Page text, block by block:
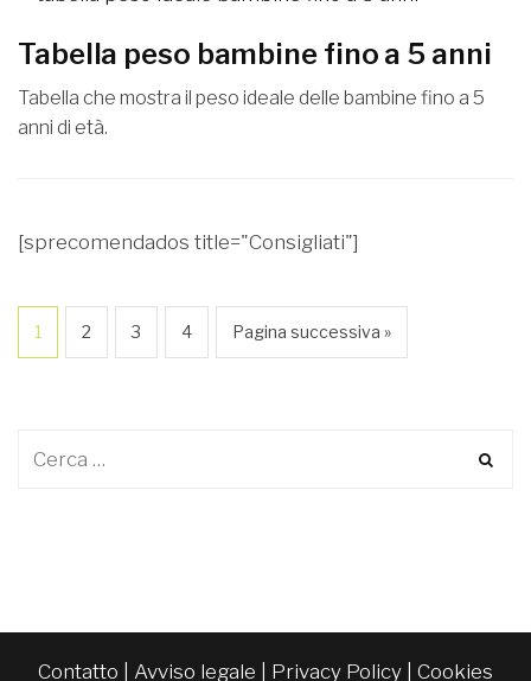
Tabella peso bambine fino a 5 anni
Tabella che mostra il peso ideale delle bambine fino a 5
anni di età.
[sprecomendados title="Consigliati"]
1 2 3 4 Pagina successiva »
Contatto Avviso legale Privacy Policy Cookies